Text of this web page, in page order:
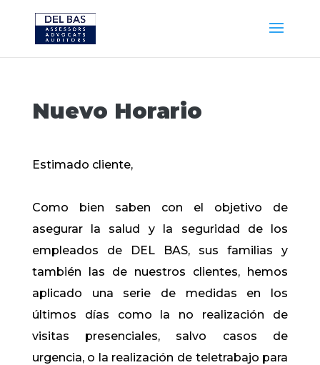
Nuevo Horario
Estimado cliente,
Como bien saben con el objetivo de
asegurar la salud y la seguridad de los
empleados de DEL BAS, sus familias y
también las de nuestros clientes, hemos
aplicado una serie de medidas en los
últimos días como la no realización de
visitas presenciales, salvo casos de
urgencia, o la realización de teletrabajo para